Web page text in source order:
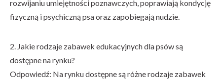
rozwijaniu umiejętności poznawczych, poprawiają kondycję
fizyczną i psychiczną psa oraz zapobiegają nudzie.
2. Jakie rodzaje zabawek edukacyjnych dla psów są
dostępne na rynku?
Odpowiedź: Na rynku dostępne są różne rodzaje zabawek